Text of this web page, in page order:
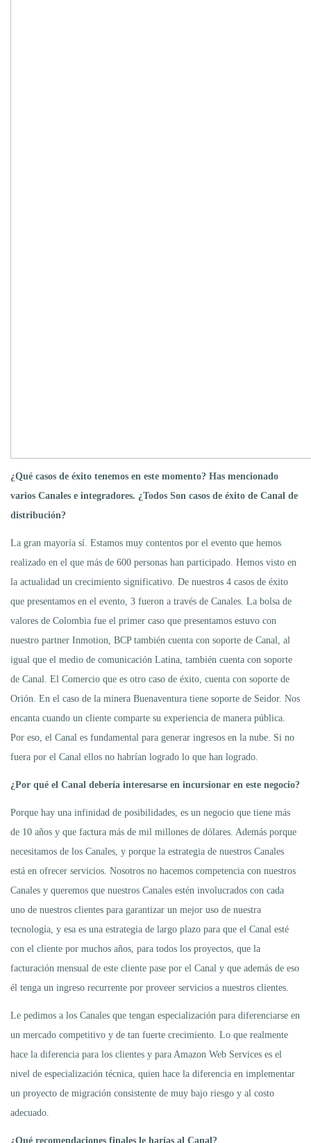
¿Qué casos de éxito tenemos en este momento? Has mencionado
varios Canales e integradores. ¿Todos Son casos de éxito de Canal de
distribución?
La gran mayoría sí. Estamos muy contentos por el evento que hemos
realizado en el que más de 600 personas han participado. Hemos visto en
la actualidad un crecimiento significativo. De nuestros 4 casos de éxito
que presentamos en el evento, 3 fueron a través de Canales. La bolsa de
valores de Colombia fue el primer caso que presentamos estuvo con
nuestro partner Inmotion, BCP también cuenta con soporte de Canal, al
igual que el medio de comunicación Latina, también cuenta con soporte
de Canal. El Comercio que es otro caso de éxito, cuenta con soporte de
Orión. En el caso de la minera Buenaventura tiene soporte de Seidor. Nos
encanta cuando un cliente comparte su experiencia de manera pública.
Por eso, el Canal es fundamental para generar ingresos en la nube. Si no
fuera por el Canal ellos no habrían logrado lo que han logrado.
¿Por qué el Canal debería interesarse en incursionar en este negocio?
Porque hay una infinidad de posibilidades, es un negocio que tiene más
de 10 años y que factura más de mil millones de dólares. Además porque
necesitamos de los Canales, y porque la estrategia de nuestros Canales
está en ofrecer servicios. Nosotros no hacemos competencia con nuestros
Canales y queremos que nuestros Canales estén involucrados con cada
uno de nuestros clientes para garantizar un mejor uso de nuestra
tecnología, y esa es una estrategia de largo plazo para que el Canal esté
con el cliente por muchos años, para todos los proyectos, que la
facturación mensual de este cliente pase por el Canal y que además de eso
él tenga un ingreso recurrente por proveer servicios a nuestros clientes.
Le pedimos a los Canales que tengan especialización para diferenciarse en
un mercado competitivo y de tan fuerte crecimiento. Lo que realmente
hace la diferencia para los clientes y para Amazon Web Services es el
nivel de especialización técnica, quien hace la diferencia en implementar
un proyecto de migración consistente de muy bajo riesgo y al costo
adecuado.
¿Qué recomendaciones finales le harías al Canal?